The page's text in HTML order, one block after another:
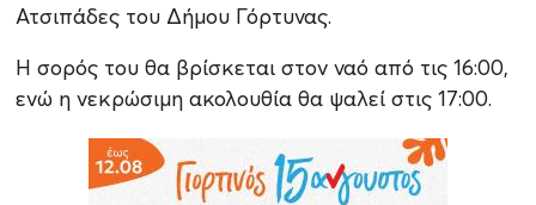
Ατσιπάδες του Δήμου Γόρτυνας.
Η σορός του θα βρίσκεται στον ναό από τις 16:00,
ενώ η νεκρώσιμη ακολουθία θα ψαλεί στις 17:00.